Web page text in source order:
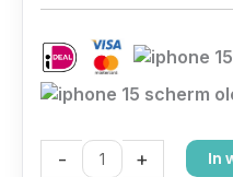
- + In